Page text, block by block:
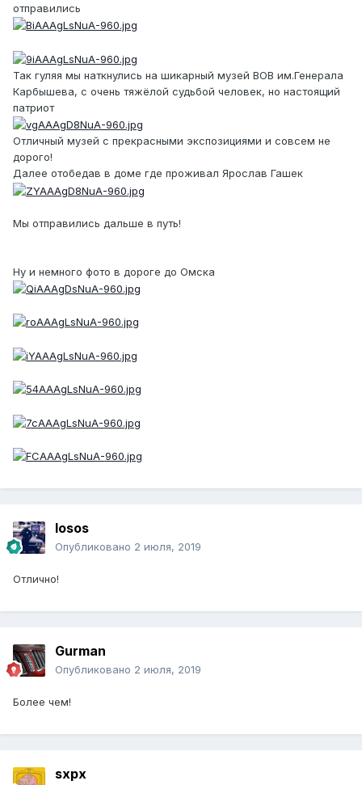
отправились
Так гуляя мы наткнулись на шикарный музей ВОВ им.Генерала
Карбышева, с очень тяжёлой судьбой человек, но настоящий
патриот
Отличный музей с прекрасными экспозициями и совсем не
дорого!
Далее отобедав в доме где проживал Ярослав Гашек
Мы отправились дальше в путь!
Ну и немного фото в дороге до Омска
losos
Опубликовано 2 июля, 2019
Отлично!
Gurman
Опубликовано 2 июля, 2019
Более чем!
sxpx